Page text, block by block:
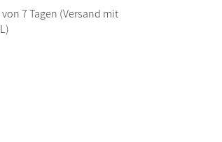
7 Tagen (Versand mit